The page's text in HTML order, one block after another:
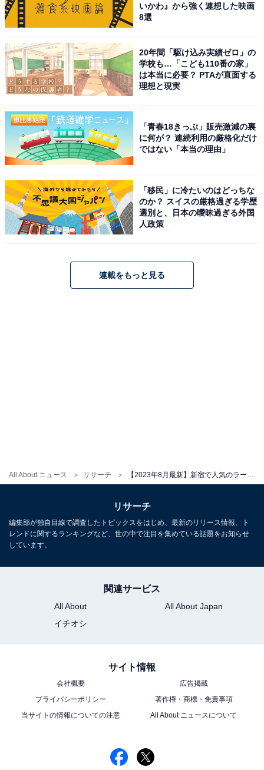
All About ニュース リサーチ
を合わせたつけ汁に、炙ったもつが入ったぜいたくな1
品です。〆として「割り粥」で楽しむ人も多いようで
す。
・店舗情報
【住所】〒160-0023
【最寄駅】「新宿駅」から徒歩5
分
【電話番号】03-6304-0899
営業中）
【定休日】無休
・公式Webサイト
「ラーメンがおいしい」と思う都道府県ランキ
ング！ 3位「東京都」、2位「福岡県」、1位
3
いかわ』から強く連想した映画
8選
20年間「駆け込み実績ゼロ」の
学校も…「こども110番の家」
は本当に必要？ PTAが直面する
理想と現実
「青春18きっぷ」販売激減の裏
に何が？ 連続利用の厳格化だけ
ではない「本当の理由」
「移民」に冷たいのはどっちな
のか？ スイスの厳格過ぎる学歴
選別と、日本の曖昧過ぎる外国
人政策
連載をもっと見る
リサーチ
編集部が独自目線で調査したトピックスをはじめ、最新のリリース情報、ト
レンドに関するランキングなど、世の中で注目を集めている話題をお知らせ
しています。
関連サービス
All About
All About Japan
イチオシ
サイト情報
会社概要
広告掲載
プライバシーポリシー
著作権・商標・免責事項
当サイトの情報についての注意
All About ニュースについて